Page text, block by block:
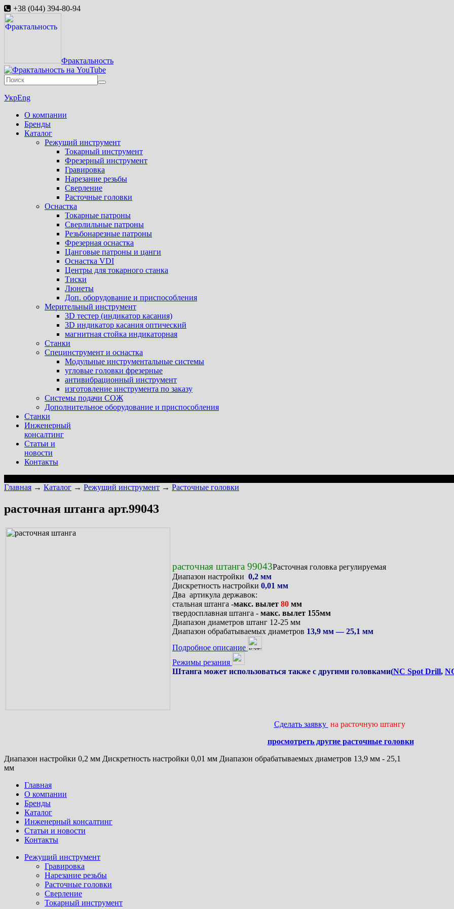
+38 (044) 394-80-94
Фрактальность
УкрEng
О компании
Бренды
Каталог
Режущий инструмент
Токарный инструмент
Фрезерный инструмент
Гравировка
Нарезание резьбы
Сверление
Расточные головки
Оснастка
Токарные патроны
Сверлильные патроны
Резьбонарезные патроны
Фрезерная оснастка
Цанговые патроны и цанги
Оснастка VDI
Центры для токарного станка
Тиски
Люнеты
Доп. оборудование и приспособления
Мерительный инструмент
3D тестер (индикатор касания)
3D индикатор касания оптический
магнитная стойка индикаторная
Станки
Специнструмент и оснастка
Модульные инструментальные системы
угловые головки фрезерные
антивибрационный инструмент
изготовление инструмента по заказу
Системы подачи СОЖ
Дополнительное оборудование и приспособления
Станки
Инженерный
консалтинг
Статьи и
новости
Контакты
Главная → Каталог → Режущий инструмент → Расточные головки
расточная штанга арт.99043
расточная штанга 99043Расточная головка регулируемая
Диапазон настройки 0,2 мм
Дискретность настройки 0,01 мм
Два артикула державок:
стальная штанга -макс. вылет 80 мм
твердосплавная штанга - макс. вылет 155мм
Диапазон диаметров штанг 12-25 мм
Диапазон обрабатываемых диаметров 13,9 мм — 25,1 мм
Подробное описание
Режимы резания
Штанга может использоваться также с другими головками(NC Spot Drill,
Сделать заявку на расточную штангу
просмотреть другие расточные головки
Диапазон настройки 0,2 мм Дискретность настройки 0,01 мм Диапазон обрабатываемых диаметров 13,9 мм - 25,1
мм
Главная
О компании
Бренды
Каталог
Инженерный консалтинг
Статьи и новости
Контакты
Режущий инструмент
Гравировка
Нарезание резьбы
Расточные головки
Сверление
Токарный инструмент